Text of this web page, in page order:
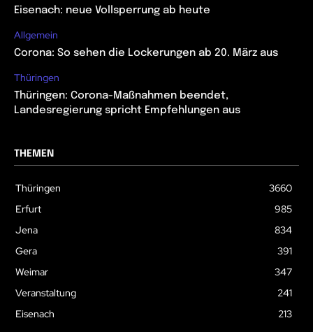
Eisenach: neue Vollsperrung ab heute
Allgemein
Corona: So sehen die Lockerungen ab 20. März aus
Thüringen
Thüringen: Corona-Maßnahmen beendet,
Landesregierung spricht Empfehlungen aus
THEMEN
Thüringen
3660
Erfurt
985
Jena
834
Gera
391
Weimar
347
Veranstaltung
241
Eisenach
213